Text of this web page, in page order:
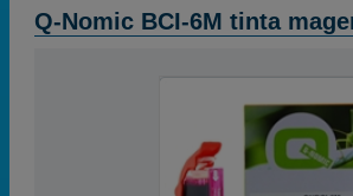
Q-Nomic BCI-6M tinta